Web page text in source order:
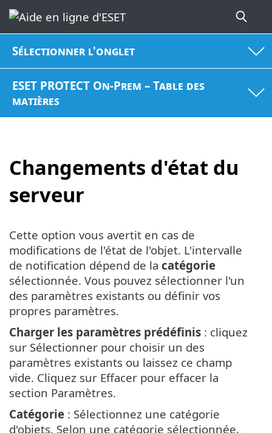
Sélectionner l'onglet
ESET PROTECT On-Prem – Table des
matières
Changements d'état du
serveur
Cette option vous avertit en cas de
modifications de l'état de l'objet. L'intervalle
de notification dépend de la catégorie
sélectionnée. Vous pouvez sélectionner l'un
des paramètres existants ou définir vos
propres paramètres.
Charger les paramètres prédéfinis : cliquez
sur Sélectionner pour choisir un des
paramètres existants ou laissez ce champ
vide. Cliquez sur Effacer pour effacer la
section Paramètres.
Catégorie : Sélectionnez une catégorie
d'objets. Selon une catégorie sélectionnée,